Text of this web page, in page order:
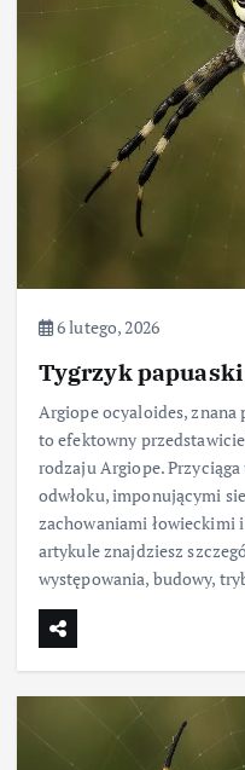
6 lutego, 2026
Tygrzyk
Argiope ocyaloides,
to efektowny
rodzaju Argiope.
odwłoku, imponującymi
zachowaniami łowieckimi
artykule znajdziesz
występowania, budowy,